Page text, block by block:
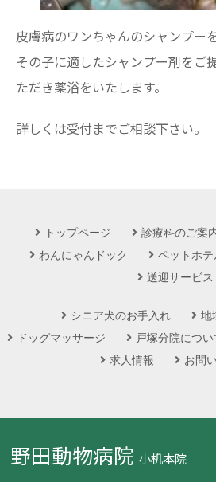
皮膚病のワンちゃんのシャンプー
その子に適したシャンプー剤をご
ただき薬浴をいたします。
詳しくは受付までご相談下さい。
トップページ 診療科のご案
わんにゃんドック
ペットホテ
送迎サービス
シニア犬のお手入れ
地
ドッグマッサージ
戸塚分院につい
求人情報
お問
野田動物病院小机本院